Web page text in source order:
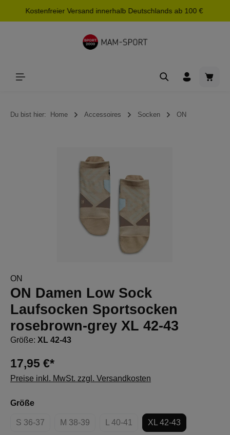
springen
Kostenfreier Versand innerhalb Deutschlands ab 100 €
Du bist hier: Home Accessoires Socken ON
ON
ON Damen Low Sock
Laufsocken Sportsocken
rosebrown-grey XL 42-43
Größe: XL 42-43
17,95 €*
Preise inkl. MwSt. zzgl. Versandkosten
Größeauswählen
S 36-37
(Diese Option ist zurzeit nicht verfügbar.)
M 38-39
(Diese Option ist zurzeit nicht verfügbar.)
L 40-41
(Diese Option ist zurzeit nicht
XL 42-43